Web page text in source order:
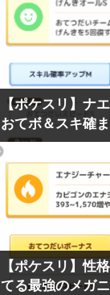
【ポケスリ】ナ
おてボ＆スキ確
【ポケスリ】性
てる最強のメガ